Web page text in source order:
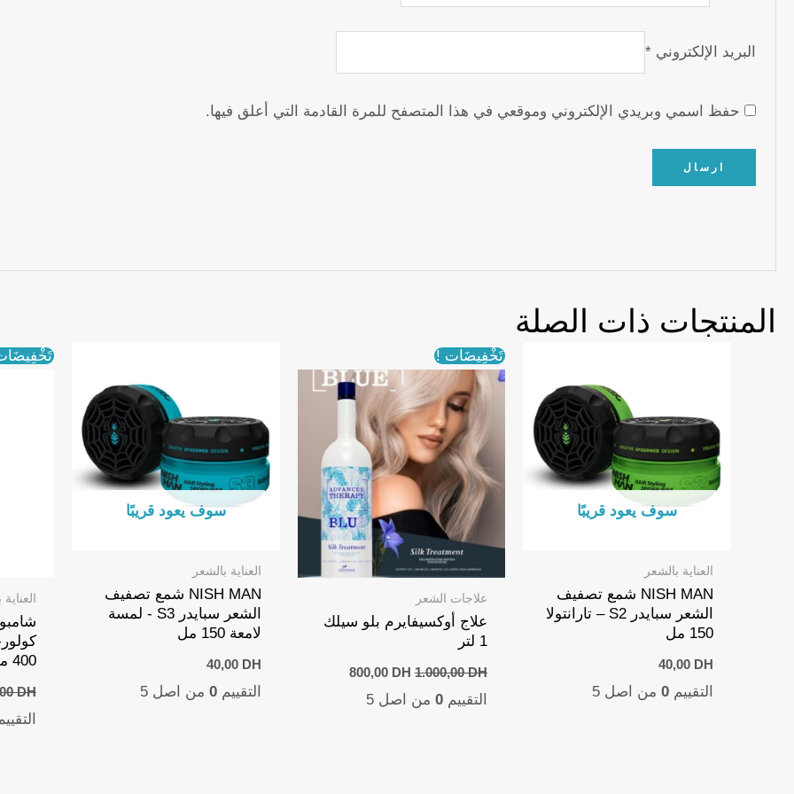
البريد الإلكتروني*
حفظ اسمي وبريدي الإلكتروني وموقعي في هذا المتصفح للمرة القادمة التي أعلق فيها.
المنتجات ذات الصلة
سوف يعود قريبًا
العناية بالشعر
NISH MAN شمع تصفيف
الشعر سبايدر S2 – تارانتولا
150 مل
40,00 DH
التقييم0 من اصل 5
تَخْفِيضَات !
علاجات الشعر
علاج أوكسيفايرم بلو سيلك
1 لتر
1.000,00DH
Original
was:
800,00 DH
Current
التقييم 0من اصل 5
سوف يعود قريبًا
العناية بالشعر
NISH MAN شمع تصفيف
الشعر سبايدر S3 - لمسة
لامعة 150 مل
40,00 DH
التقييم 0من اصل 5
400 مل
DH